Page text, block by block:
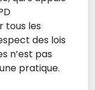
tous les
des lois
n’est pas
pratique.